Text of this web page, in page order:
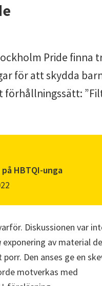
Pride finna
för att skydda
förhållningssätt:
HBTQI-unga
Diskussionen var
exponering av material
Den anses ge en
motverkas med